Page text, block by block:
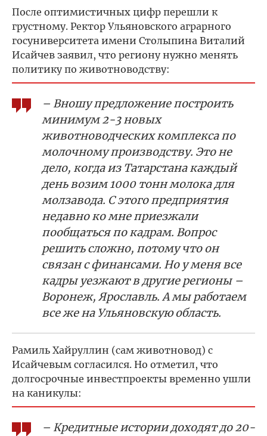
После оптимистичных цифр перешли к
грустному. Ректор Ульяновского аграрного
госуниверситета имени Столыпина Виталий
Исайчев заявил, что региону нужно менять
политику по животноводству:
– Вношу предложение построить
минимум 2-3 новых
животноводческих комплекса по
молочному производству. Это не
дело, когда из Татарстана каждый
день возим 1000 тонн молока для
молзавода. С этого предприятия
недавно ко мне приезжали
пообщаться по кадрам. Вопрос
решить сложно, потому что он
связан с финансами. Но у меня все
кадры уезжают в другие регионы –
Воронеж, Ярославль. А мы работаем
все же на Ульяновскую область.
Рамиль Хайруллин (сам животновод) с
Исайчевым согласился. Но отметил, что
долгосрочные инвестпроекты временно ушли
на каникулы:
– Кредитные истории доходят до 20-